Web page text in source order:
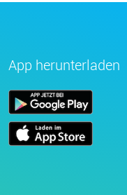
App herunterladen